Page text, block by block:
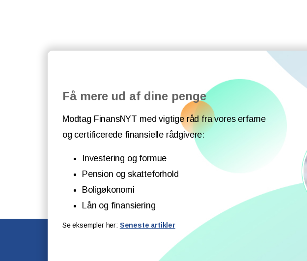
Få mere ud af dine penge
Modtag FinansNYT med vigtige råd fra vores erfarne
og certificerede finansielle rådgivere:
Investering og formue
Pension og skatteforhold
Boligøkonomi
Lån og finansiering
Se eksempler her: Seneste artikler